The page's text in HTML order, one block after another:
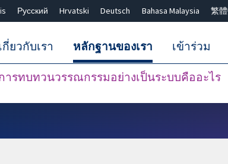
Русский Hrvatski Deutsch Bahasa Malaysia 繁
กี่ยวกับเรา หลักฐานของเรา
ารทบทวนวรรณกรรมอย่างเป็นระบบคืออะไร
เข้าร่วม